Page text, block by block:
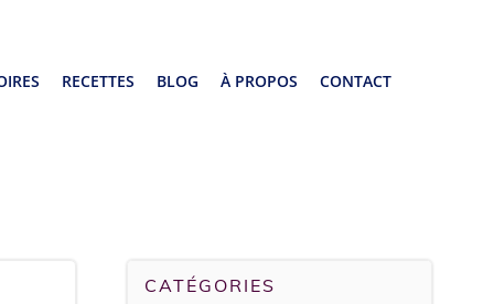
RECETTES BLOG À PROPOS CONTACT
CATÉGORIES